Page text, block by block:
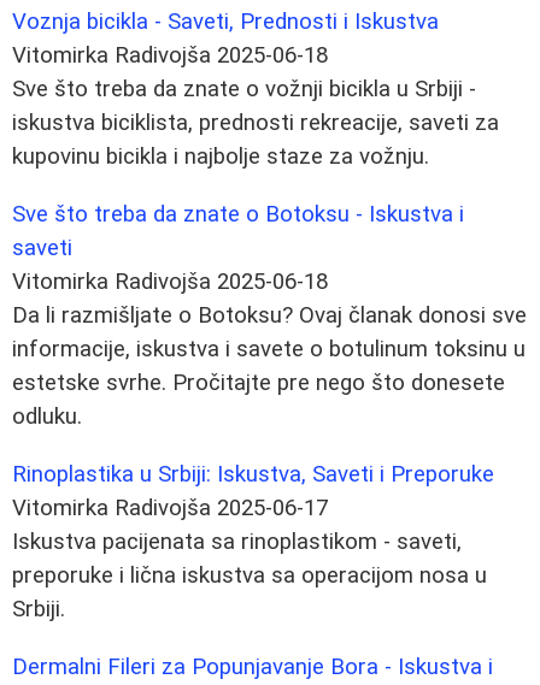
Voznja bicikla - Saveti, Prednosti i Iskustva
Vitomirka Radivojša 2025-06-18
Sve što treba da znate o vožnji bicikla u Srbiji -
iskustva biciklista, prednosti rekreacije, saveti za
kupovinu bicikla i najbolje staze za vožnju.
Sve što treba da znate o Botoksu - Iskustva i
saveti
Vitomirka Radivojša 2025-06-18
Da li razmišljate o Botoksu? Ovaj članak donosi sve
informacije, iskustva i savete o botulinum toksinu u
estetske svrhe. Pročitajte pre nego što donesete
odluku.
Rinoplastika u Srbiji: Iskustva, Saveti i Preporuke
Vitomirka Radivojša 2025-06-17
Iskustva pacijenata sa rinoplastikom - saveti,
preporuke i lična iskustva sa operacijom nosa u
Srbiji.
Dermalni Fileri za Popunjavanje Bora - Iskustva i